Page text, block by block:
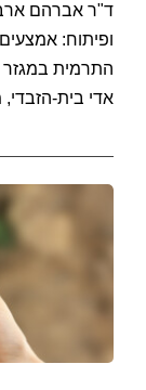
ד"ר אברהם
ופיתוח:
התרמית במגזר
אדי בית-